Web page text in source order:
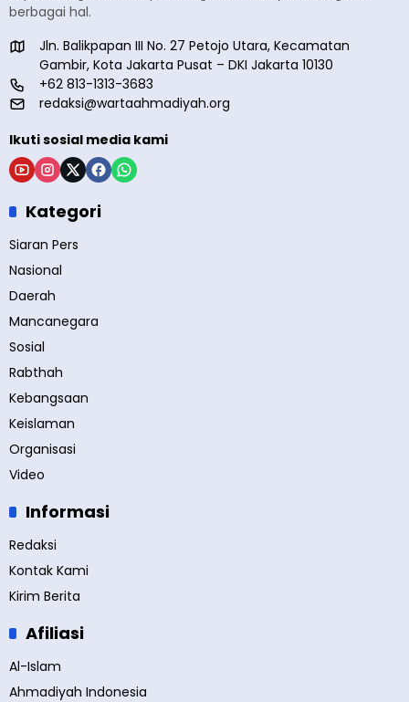
berbagai hal.
Jln. Balikpapan III No. 27 Petojo Utara, Kecamatan
Gambir, Kota Jakarta Pusat – DKI Jakarta 10130
+62 813-1313-3683
redaksi@wartaahmadiyah.org
Ikuti sosial media kami
Kategori
Siaran Pers
Nasional
Daerah
Mancanegara
Sosial
Rabthah
Kebangsaan
Keislaman
Organisasi
Video
Informasi
Redaksi
Kontak Kami
Kirim Berita
Afiliasi
Al-Islam
Ahmadiyah Indonesia